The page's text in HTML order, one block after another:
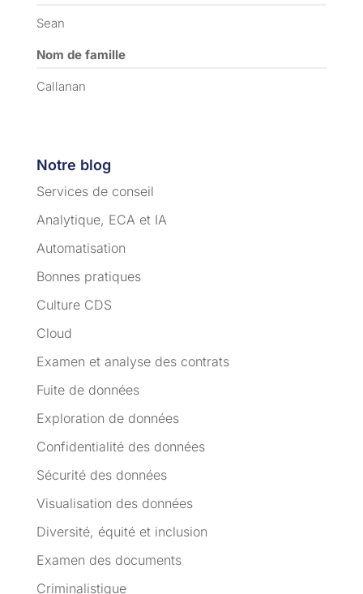
Sean
Nom de famille
Callanan
Notre blog
Services de conseil
Analytique, ECA et IA
Automatisation
Bonnes pratiques
Culture CDS
Cloud
Examen et analyse des contrats
Fuite de données
Exploration de données
Confidentialité des données
Sécurité des données
Visualisation des données
Diversité, équité et inclusion
Examen des documents
Criminalistique